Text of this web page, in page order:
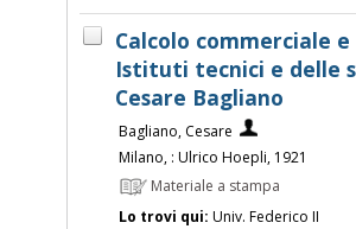
Calcolo commerciale
Istituti tecnici e delle
Cesare Bagliano
Bagliano, Cesare
Milano, : Ulrico Hoepli, 1921
Materiale a stampa
Lo trovi qui: Univ. Federico II